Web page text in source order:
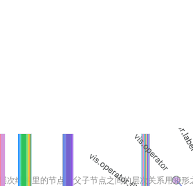
次结构里的节点，父子节点之间的层次关系用矩